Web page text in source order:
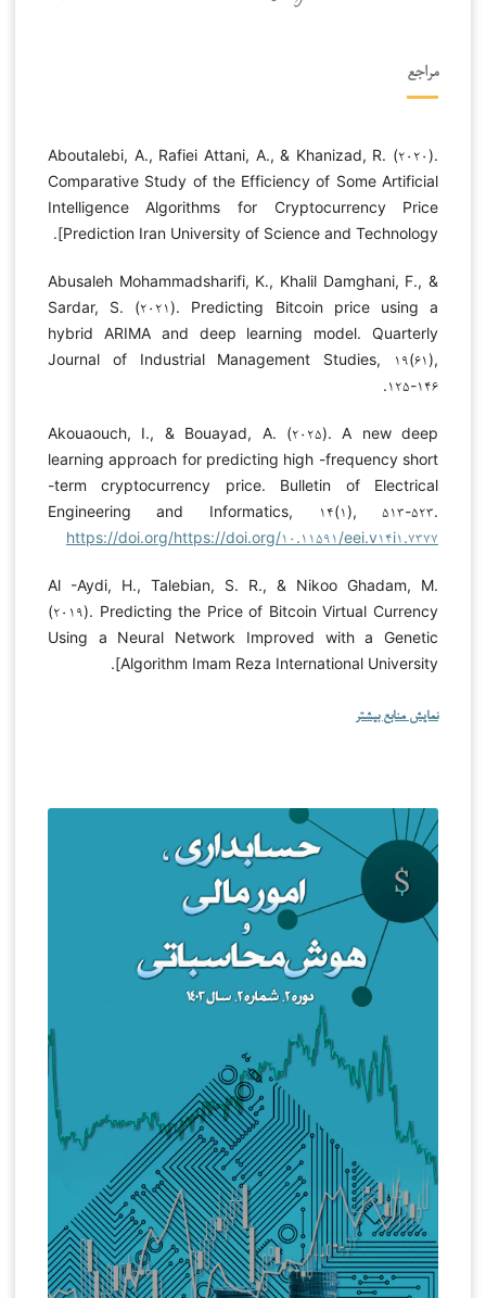
مراجع
Aboutalebi, A., Rafiei Attani, A., & Khanizad, R. (۲۰۲۰).
Comparative Study of the Efficiency of Some Artificial
Intelligence Algorithms for Cryptocurrency Price
Prediction Iran University of Science and Technology].
Abusaleh Mohammadsharifi, K., Khalil Damghani, F., &
Sardar, S. (۲۰۲۱). Predicting Bitcoin price using a
hybrid ARIMA and deep learning model. Quarterly
Journal of Industrial Management Studies, ۱۹(۶۱),
۱۲۵-۱۴۶.
Akouaouch, I., & Bouayad, A. (۲۰۲۵). A new deep
learning approach for predicting high -frequency short
-term cryptocurrency price. Bulletin of Electrical
Engineering and Informatics, ۱۴(۱), ۵۱۳-۵۲۳.
https://doi.org/https://doi.org/۱۰.۱۱۵۹۱/eei.v۱۴i۱.۷۳۷۷
Al -Aydi, H., Talebian, S. R., & Nikoo Ghadam, M.
(۲۰۱۹). Predicting the Price of Bitcoin Virtual Currency
Using a Neural Network Improved with a Genetic
Algorithm Imam Reza International University].
نمایش منابع بیشتر